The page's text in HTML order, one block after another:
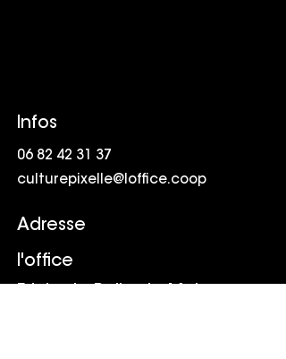
Infos
06 82 42 31 37
culturepixelle@loffice.coop
Adresse
l'office